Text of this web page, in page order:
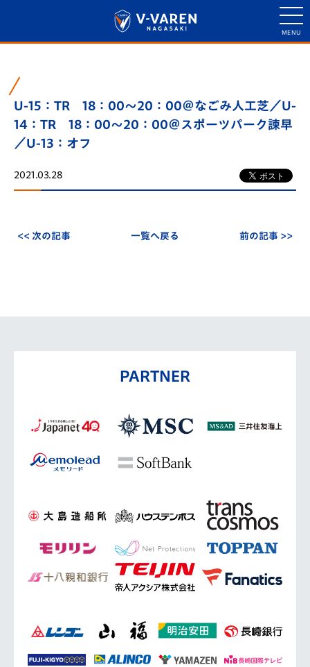
U-15：TR 18：00～20：00＠なごみ人工芝／U-
14：TR 18：00～20：00＠スポーツパーク諫早
／U-13：オフ
2021.03.28
<< 次の記事 一覧へ戻る 前の記事 >>
PARTNER